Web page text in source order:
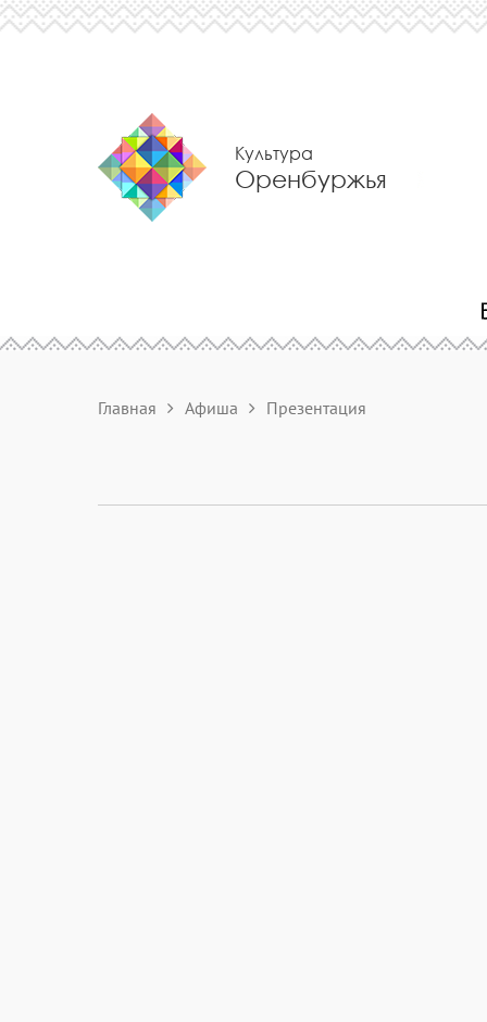
Культура
Оренбуржья
Главная Афиша Презентация